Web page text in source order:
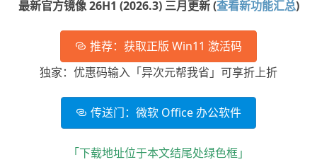
最新官方镜像 26H1 (2026.3) 三月更新 (查看新功能汇总)
推荐：获取正版 Win11 激活码
独家：优惠码输入「异次元帮我省」可享折上折
传送门：微软 Office 办公软件
「下载地址位于本文结尾处绿色框」